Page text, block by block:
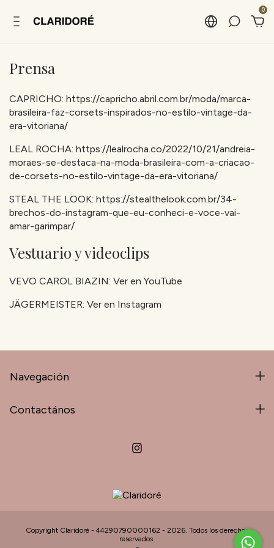
0
Prensa
CAPRICHO: https://capricho.abril.com.br/moda/marca-
brasileira-faz-corsets-inspirados-no-estilo-vintage-da-
era-vitoriana/
LEAL ROCHA: https://lealrocha.co/2022/10/21/andreia-
moraes-se-destaca-na-moda-brasileira-com-a-criacao-
de-corsets-no-estilo-vintage-da-era-vitoriana/
STEAL THE LOOK: https://stealthelook.com.br/34-
brechos-do-instagram-que-eu-conheci-e-voce-vai-
amar-garimpar/
Vestuario y videoclips
VEVO CAROL BIAZIN: Ver en YouTube
JÄGERMEISTER: Ver en Instagram
Navegación
Contactános
Copyright Claridoré - 44290790000162 - 2026. Todos los derechos
reservados.